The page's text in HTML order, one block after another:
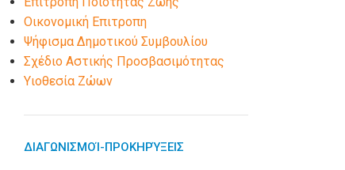
Οικονομική Επιτροπη
Ψήφισμα Δημοτικού Συμβουλίου
Σχέδιο Αστικής Προσβασιμότητας
Υιοθεσία Ζώων
ΔΙΑΓΩΝΙΣΜΟΊ-ΠΡΟΚΗΡΎΞΕΙΣ